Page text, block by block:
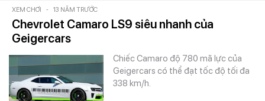
XEM CHƠI - 13 NĂM TRƯỚC
Chevrolet Camaro LS9 siêu nhanh của
Geigercars
Chiếc Camaro độ 780 mã lực của
Geigercars có thể đạt tốc độ tối đa
338 km/h.